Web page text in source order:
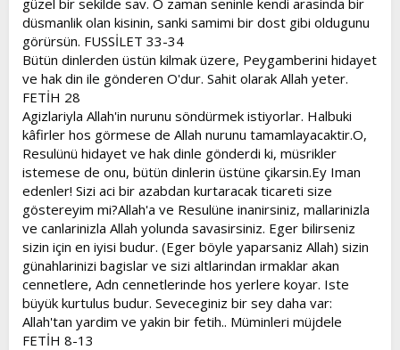
düsmanlik olan kisinin, sanki samimi bir dost gibi oldugunu
görürsün. FUSSİLET 33-34
Bütün dinlerden üstün kilmak üzere, Peygamberini hidayet
ve hak din ile gönderen O'dur. Sahit olarak Allah yeter.
FETİH 28
Agizlariyla Allah'in nurunu söndürmek istiyorlar. Halbuki
kâfirler hos görmese de Allah nurunu tamamlayacaktir.O,
Resulünü hidayet ve hak dinle gönderdi ki, müsrikler
istemese de onu, bütün dinlerin üstüne çikarsin.Ey Iman
edenler! Sizi aci bir azabdan kurtaracak ticareti size
göstereyim mi?Allah'a ve Resulüne inanirsiniz, mallarinizla
ve canlarinizla Allah yolunda savasirsiniz. Eger bilirseniz
sizin için en iyisi budur. (Eger böyle yaparsaniz Allah) sizin
günahlarinizi bagislar ve sizi altlarindan irmaklar akan
cennetlere, Adn cennetlerinde hos yerlere koyar. Iste
büyük kurtulus budur. Seveceginiz bir sey daha var:
Allah'tan yardim ve yakin bir fetih.. Müminleri müjdele
FETİH 8-13